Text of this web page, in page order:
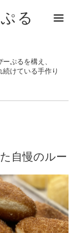
る
ぷるを構え、
けている手作り
自慢のルー